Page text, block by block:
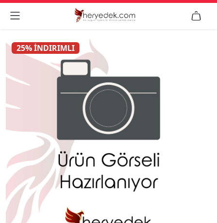
 
25% İNDIRIMLI